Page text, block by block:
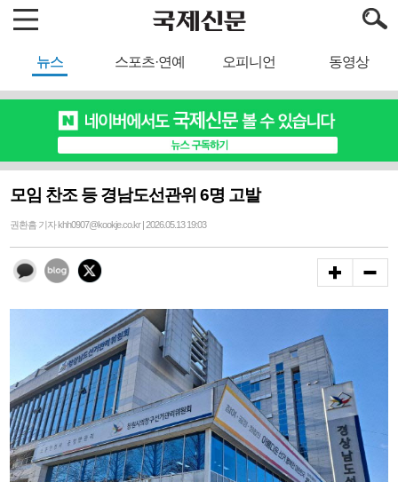
뉴스 스포츠·연예 오피니언 동영상
모임 찬조 등 경남도선관위 6명 고발
권환흠 기자 khh0907@kookje.co.kr | 2026.05.13 19:03